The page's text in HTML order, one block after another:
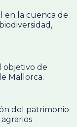
en la cuenca de
objetivo de
Mallorca.
del patrimonio